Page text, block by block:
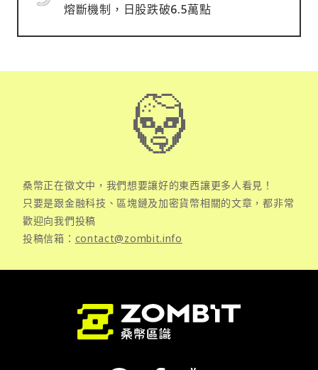
熔斷機制，日股跌破6.5萬點
桑幣正在徵文中，我們想要讓好的東西讓更多人看見！
只要是跟金融科技、區塊鏈及加密貨幣相關的文章，都非常
歡迎向我們投稿
投稿信箱： contact@zombit.info